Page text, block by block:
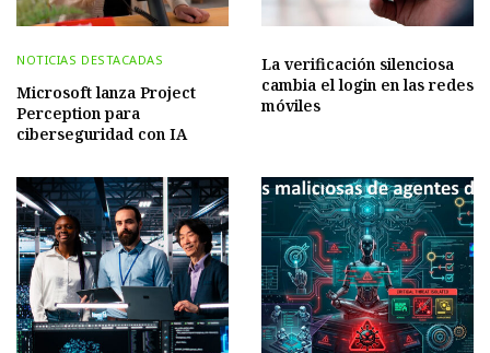
NOTICIAS DESTACADAS
Microsoft lanza Project
Perception para
ciberseguridad con IA
La verificación silenciosa
cambia el login en las redes
móviles